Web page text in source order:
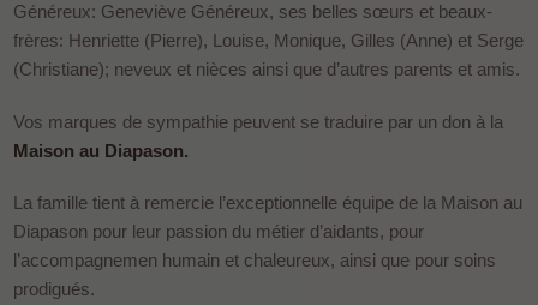
Généreux: Geneviève Généreux, ses belles sœurs et beaux-
frères: Henriette (Pierre), Louise, Monique, Gilles (Anne) et Serge
(Christiane); neveux et nièces ainsi que d’autres parents et amis.
Vos marques de sympathie peuvent se traduire par un don à la
Maison au Diapason.
La famille tient à remercie l’exceptionnelle équipe de la Maison au
Diapason pour leur passion du métier d’aidants, pour
l’accompagnemen humain et chaleureux, ainsi que pour soins
prodigués.